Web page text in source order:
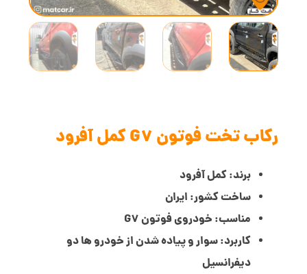
رکاب تخت فوتون G7 کمل آفرود
برند: کمل آفرود
ساخت کشور: ایران
مناسب: خودروی فوتون G7
کاربرد: سوار و پیاده شدن از خودرو ها دو
دیفرانسیل